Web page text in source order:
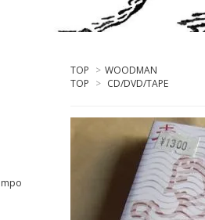
TOP > WOODMAN
TOP > CD/DVD/TAPE